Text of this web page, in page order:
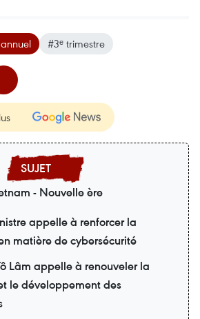
#3ᵉ trimestre
- Nouvelle ère
appelle à renforcer la
matière de cybersécurité
Lâm appelle à renouveler la
le développement des